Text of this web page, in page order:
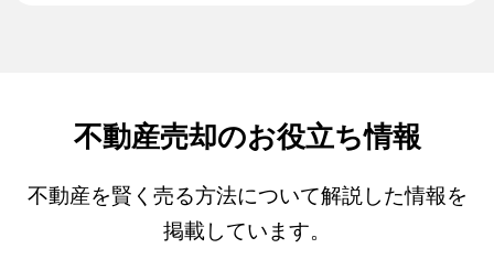
不動産売却のお役立ち情報
不動産を賢く売る方法について解説した情報を
掲載しています。